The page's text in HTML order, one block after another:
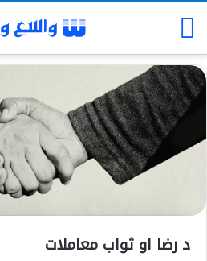
د رضا او ثواب معاملات